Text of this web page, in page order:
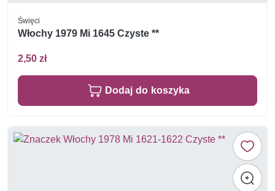
Święci
Włochy 1979 Mi 1645 Czyste **
2,50 zł
Dodaj do koszyka